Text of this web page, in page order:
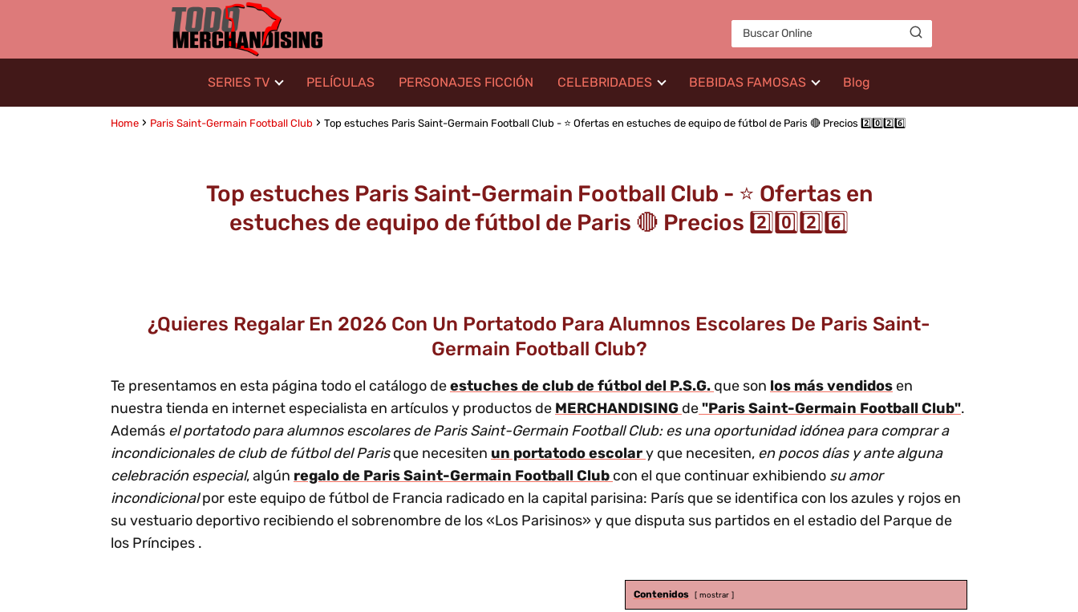
SERIES TV PELÍCULAS PERSONAJES FICCIÓN CELEBRIDADES BEBIDAS FAMOSAS Blog
Home Paris Saint-Germain Football Club Top estuches Paris Saint-Germain Football Club - ⭐️ Ofertas en estuches de equipo de fútbol de Paris 🔴 Precios 2️⃣0️⃣2️⃣6️⃣
Top estuches Paris Saint-Germain Football Club - ⭐️ Ofertas en
estuches de equipo de fútbol de Paris 🔴 Precios 2️⃣0️⃣2️⃣6️⃣
¿Quieres Regalar En 2026 Con Un Portatodo Para Alumnos Escolares De Paris Saint-
Germain Football Club?
Te presentamos en esta página todo el catálogo deestuches de club de fútbol del P.S.G. que son los más vendidosen
nuestra tienda en internet especialista en artículos y productos de MERCHANDISING de"Paris Saint-Germain Football Club".
Además el portatodo para alumnos escolares de Paris Saint-Germain Football Club: es una oportunidad idónea para comprar a
incondicionales de club de fútbol del Parisque necesiten un portatodo escolary que necesiten, en pocos días y ante alguna
celebración especial, algún regalo de Paris Saint-Germain Football Club con el que continuar exhibiendo su amor
incondicionalpor este equipo de fútbol de Francia radicado en la capital parisina: París que se identifica con los azules y rojos en
su vestuario deportivo recibiendo el sobrenombre de los «Los Parisinos» y que disputa sus partidos en el estadio del Parque de
los Príncipes .
Contenidos mostrar